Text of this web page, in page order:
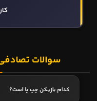
سوالات
کدام بازیکن چپ پا است؟